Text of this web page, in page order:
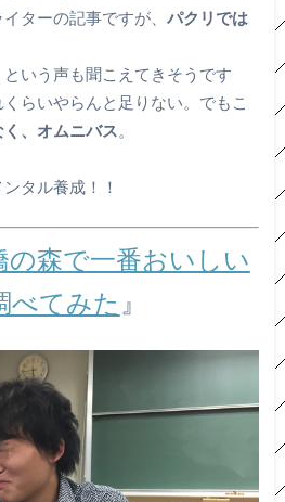
ターの記事ですが、 パクリでは
という声も聞こえてきそうです
らいやらんと足りない。でもこ
、オムニバス。
タル養成！！
の森で一番おいしい
べてみた 』